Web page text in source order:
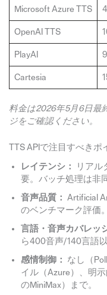
Microsoft Azure TTS
OpenAI TTS
PlayAI
Cartesia
料金は2026年5月6日最
ジをご確認ください。
TTS APIで注目すべきポ
レイテンシ：
リアル
要。バッチ処理は非
音声品質： Artificial
のベンチマーク評価。
言語・音声カバレッ
ら400音声/140言語
感情制御：
なし（
イル（Azure）、明
のMiniMax）まで。